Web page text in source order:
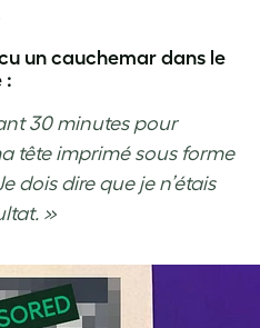
un cauchemar dans le
:
30 minutes pour
tête imprimé sous forme
dois dire que je n’étais
»